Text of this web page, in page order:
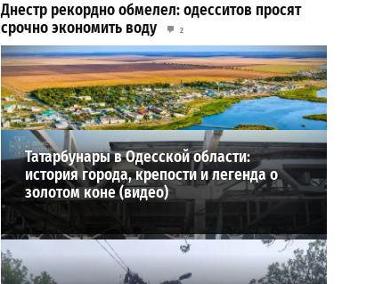
Днестр рекордно обмелел: одесситов просят
срочно экономить воду
2
2026-07-29
ВИБОР РЕДАКЦИИ
Татарбунары в Одесской области:
история города, крепости и легенда о
золотом коне (видео)